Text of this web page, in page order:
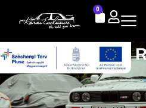
0
E30 M3